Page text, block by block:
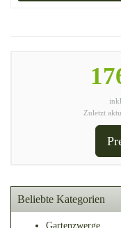
Zuletzt
Beliebte Kategorien
Gartenzwerge